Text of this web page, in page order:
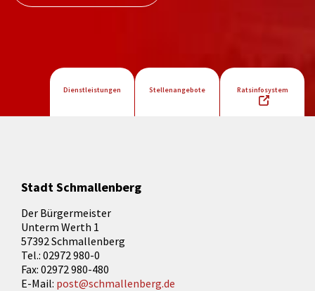
Dienstleistungen Stellenangebote Ratsinfosystem
Stadt Schmallenberg
Der Bürgermeister
Unterm Werth 1
57392 Schmallenberg
Tel.: 02972 980-0
Fax: 02972 980-480
E-Mail: post@schmallenberg.de